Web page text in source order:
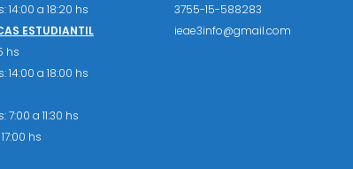
14:00 a 18:20 hs
ESTUDIANTIL
hs
14:00 a 18:00 hs
7:00 a 11:30 hs
hs
3755-15-588283
ieae3info@gmail.com